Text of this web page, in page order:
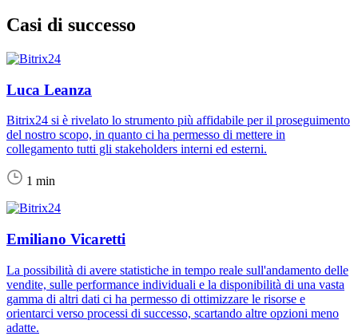
Casi di successo
Luca Leanza
Bitrix24 si è rivelato lo strumento più affidabile per il proseguimento
del nostro scopo, in quanto ci ha permesso di mettere in
collegamento tutti gli stakeholders interni ed esterni.
1 min
Emiliano Vicaretti
La possibilità di avere statistiche in tempo reale sull'andamento delle
vendite, sulle performance individuali e la disponibilità di una vasta
gamma di altri dati ci ha permesso di ottimizzare le risorse e
orientarci verso processi di successo, scartando altre opzioni meno
adatte.